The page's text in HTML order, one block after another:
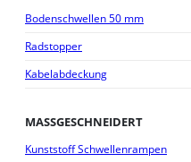
Bodenschwellen 50 mm
Radstopper
Kabelabdeckung
MASSGESCHNEIDERT
Kunststoff Schwellenrampen